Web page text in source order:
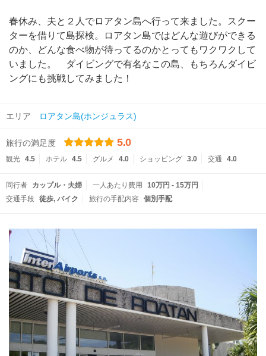
春休み、夫と２人でロアタン島へ行って来ました。スクー
ターを借りて島探検。ロアタン島ではどんな遊びができる
のか、どんな食べ物が待ってるのかとってもワクワクして
いました。 ダイビングで有名なこの島、もちろんダイビ
ングにも挑戦してみました！
エリア ロアタン島(ホンジュラス)
旅行の満足度 5.0
観光 4.5 ホテル 4.5 グルメ 4.0 ショッピング 3.0 交通 4.0
同行者 カップル・夫婦 一人あたり費用
10万円 - 15万円
交通手段 徒歩 バイク 旅行の手配内容 個別手配